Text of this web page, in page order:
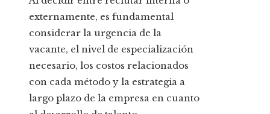
externamente, es fundamental
considerar la urgencia de la
vacante, el nivel de especialización
necesario, los costos relacionados
con cada método y la estrategia a
largo plazo de la empresa en cuanto